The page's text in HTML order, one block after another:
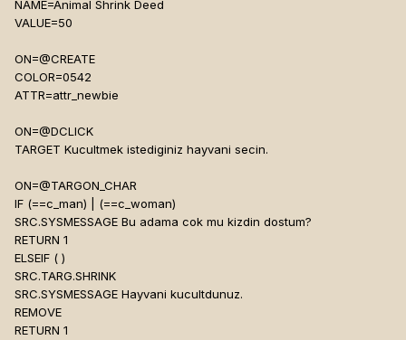
NAME=Animal Shrink Deed
VALUE=50
ON=@CREATE
COLOR=0542
ATTR=attr_newbie
ON=@DCLICK
TARGET Kucultmek istediginiz hayvani secin.
ON=@TARGON_CHAR
IF (==c_man) | (==c_woman)
SRC.SYSMESSAGE Bu adama cok mu kizdin dostum?
RETURN 1
ELSEIF ( )
SRC.TARG.SHRINK
SRC.SYSMESSAGE Hayvani kucultdunuz.
REMOVE
RETURN 1